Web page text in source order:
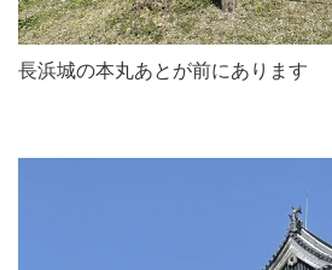
長浜城の本丸あとが前にあります